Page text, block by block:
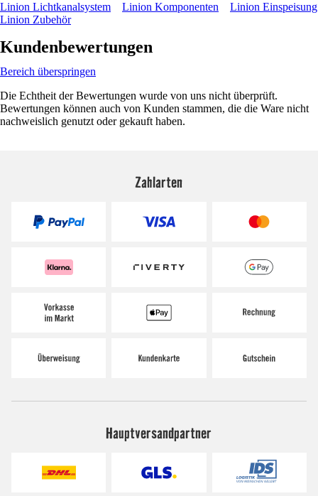
Linion Lichtkanalsystem Linion Komponenten
Linion Einspeisung
Linion Zubehör
Kundenbewertungen
Bereich überspringen
Die Echtheit der Bewertungen wurde von uns nicht überprüft.
Bewertungen können auch von Kunden stammen, die die Ware nicht
nachweislich genutzt oder gekauft haben.
Zahlarten
Hauptversandpartner